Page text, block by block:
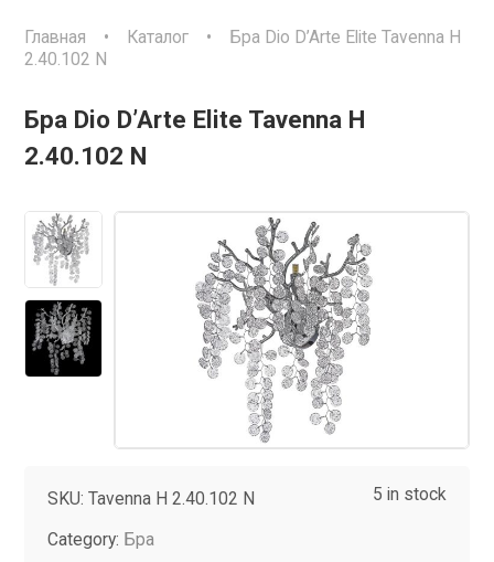
Главная • Каталог •
Бра Dio D’Arte Elite Tavenna H
2.40.102 N
Бра Dio D’Arte Elite Tavenna H
2.40.102 N
SKU: Tavenna H 2.40.102 N
Category: Бра
5 in stock